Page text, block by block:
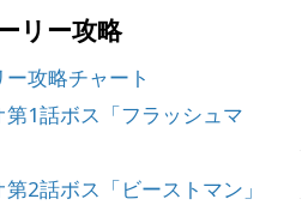
リー攻略
攻略チャート
第1話ボス「フラッシュマ
第2話ボス「ビーストマン」